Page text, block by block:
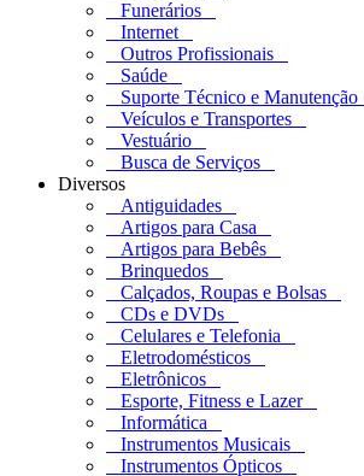
Funerários
Internet
Outros Profissionais
Saúde
Suporte Técnico e Manutenção
Veículos e Transportes
Vestuário
Busca de Serviços
Diversos
Antiguidades
Artigos para Casa
Artigos para Bebês
Brinquedos
Calçados, Roupas e Bolsas
CDs e DVDs
Celulares e Telefonia
Eletrodomésticos
Eletrônicos
Esporte, Fitness e Lazer
Informática
Instrumentos Musicais
Instrumentos Ópticos